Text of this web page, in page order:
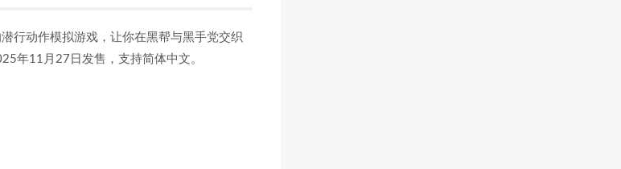
行动作模拟游戏，让你在黑帮与黑手党交织
年11月27日发售，支持简体中文。